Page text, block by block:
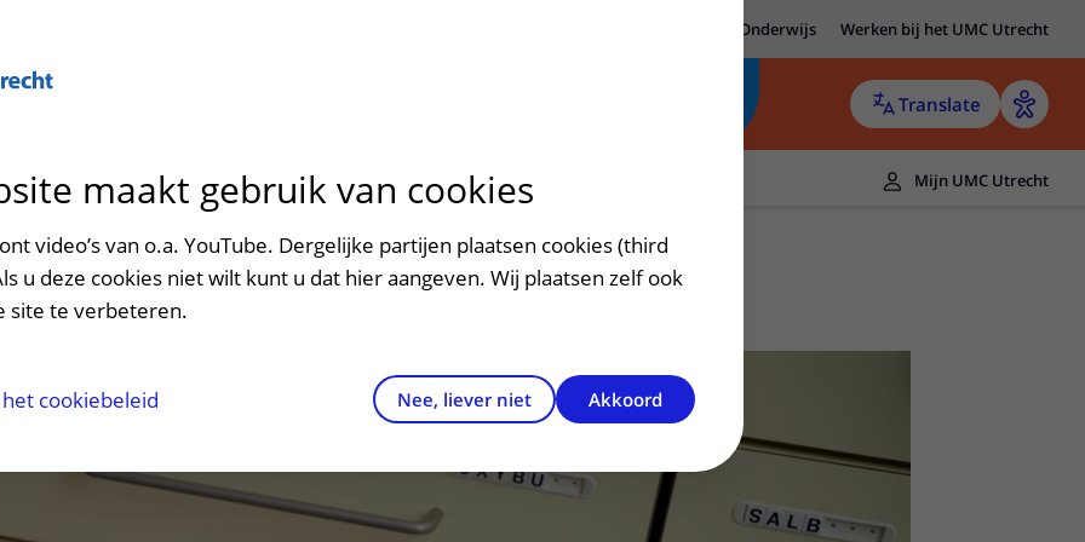
Onderwijs Werken bij het UMC Utrecht
Translate
patiëntportaal
het ziekenhuis
en voorzieningen
Contact en route
Contactgegevens
Contact met polikliniek
Verwijzers
Teleconsult aanvragen
Zorgverlenersportaal
Mijn UMC Utrecht
maakt gebruik van cookies
video’s van o.a. YouTube. Dergelijke partijen plaatsen cookies (third
u deze cookies niet wilt kunt u dat hier aangeven. Wij plaatsen zelf ook
site te verbeteren.
cookiebeleid Nee, liever niet Akkoord